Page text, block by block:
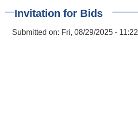
Invitation for Bids
Submitted on: Fri, 08/29/2025 - 11:22